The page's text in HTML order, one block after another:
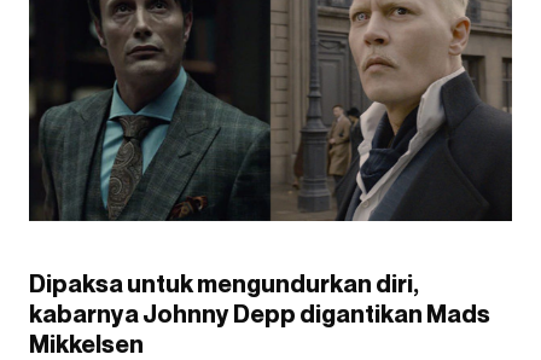
Dipaksa untuk mengundurkan diri,
kabarnya Johnny Depp digantikan Mads
Mikkelsen